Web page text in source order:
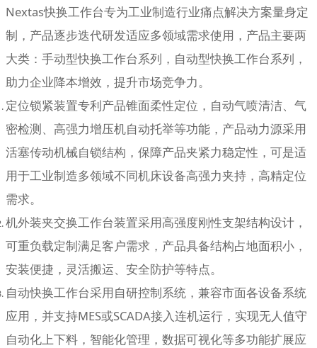
Nextas快换工作台专为工业制造行业痛点解决方案量身定
制，产品逐步迭代研发适应多领域需求使用，产品主要两
大类：手动型快换工作台系列，自动型快换工作台系列，
助力企业降本增效，提升市场竞争力。
定位锁紧装置专利产品锥面柔性定位，自动气喷清洁、气
密检测、高强力增压机自动托举等功能，产品动力源采用
活塞传动机械自锁结构，保障产品夹紧力稳定性，可是适
用于工业制造多领域不同机床设备高强力夹持，高精定位
需求。
机外装夹交换工作台装置采用高强度刚性支架结构设计，
可重负载定制满足客户需求，产品具备结构占地面积小，
安装便捷，灵活搬运、安全防护等特点。
自动快换工作台采用自研控制系统，兼容市面各设备系统
应用，并支持MES或SCADA接入连机运行，实现无人值守
自动化上下料，智能化管理，数据可视化等多功能扩展应